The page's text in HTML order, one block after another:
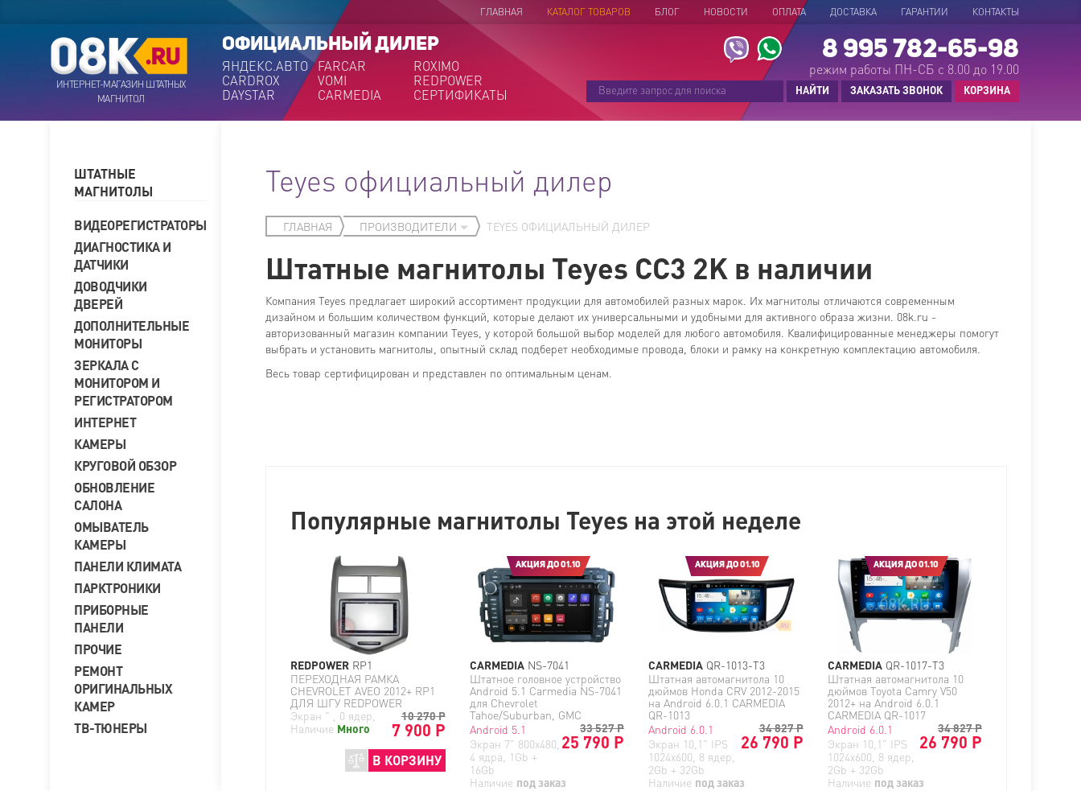
ГЛАВНАЯ КАТАЛОГ ТОВАРОВ БЛОГ НОВОСТИ ОПЛАТА ДОСТАВКА ГАРАНТИИ КОНТАКТЫ
ИНТЕРНЕТ-МАГАЗИН ШТАТНЫХ
МАГНИТОЛ
ОФИЦИАЛЬНЫЙ ДИЛЕР
ЯНДЕКС.АВТО FARCAR
ROXIMO
CARDROX
VOMI
REDPOWER
DAYSTAR
CARMEDIA СЕРТИФИКАТЫ
8 995 782-65-98
режим работы ПН-СБ с 8.00 до 19.00
НАЙТИ ЗАКАЗАТЬ ЗВОНОК КОРЗИНА
+1
ШТАТНЫЕ
МАГНИТОЛЫ
ВИДЕОРЕГИСТРАТОРЫ
ДИАГНОСТИКА И
ДАТЧИКИ
ДОВОДЧИКИ
ДВЕРЕЙ
ДОПОЛНИТЕЛЬНЫЕ
МОНИТОРЫ
ЗЕРКАЛА С
МОНИТОРОМ И
РЕГИСТРАТОРОМ
ИНТЕРНЕТ
КАМЕРЫ
КРУГОВОЙ ОБЗОР
ОБНОВЛЕНИЕ
САЛОНА
ОМЫВАТЕЛЬ
КАМЕРЫ
ПАНЕЛИ КЛИМАТА
ПАРКТРОНИКИ
ПРИБОРНЫЕ
ПАНЕЛИ
ПРОЧИЕ
РЕМОНТ
ОРИГИНАЛЬНЫХ
КАМЕР
ТВ-ТЮНЕРЫ
Teyes официальный дилер
ГЛАВНАЯ ПРОИЗВОДИТЕЛИ TEYES ОФИЦИАЛЬНЫЙ ДИЛЕР
Штатные магнитолы Teyes СС3 2K в наличии
Компания Teyes предлагает широкий ассортимент продукции для автомобилей разных марок. Их магнитолы отличаются современным
дизайном и большим количеством функций, которые делают их универсальными и удобными для активного образа жизни. 08k.ru -
авторизованный магазин компании Teyes, у которой большой выбор моделей для любого автомобиля. Квалифицированные менеджеры помогут
выбрать и установить магнитолы, опытный склад подберет необходимые провода, блоки и рамку на конкретную комплектацию автомобиля.
Весь товар сертифицирован и представлен по оптимальным ценам.
Популярные магнитолы Teyes на этой неделе
REDPOWER RP1
ПЕРЕХОДНАЯ РАМКА
CHEVROLET AVEO 2012+ RP1
ДЛЯ ШГУ REDPOWER
10 270Р
7 900 Р
Экран " , 0 ядер,
Наличие Много
В КОРЗИНУ
АКЦИЯ ДО 01.10
CARMEDIANS-7041
Штатное головное устройство
Android 5.1 Carmedia NS-7041
для Chevrolet
Tahoe/Suburban, GMC
33 527Р
25 790 Р
Android 5.1
Экран 7" 800x480,
4 ядра, 1Gb +
16Gb
Наличие под заказ
АКЦИЯ ДО 01.10
CARMEDIA QR-1013-T3
Штатная автомагнитола 10
дюймов Honda CRV 2012-2015
на Android 6.0.1 CARMEDIA
QR-1013
34 827Р
26 790 Р
Android 6.0.1
Экран 10,1" IPS
1024x600, 8 ядер,
2Gb + 32Gb
Наличие под заказ
АКЦИЯ ДО 01.10
CARMEDIAQR-1017-T3
Штатная автомагнитола 10
дюймов Toyota Camry V50
2012+ на Android 6.0.1
CARMEDIA QR-1017
34 827Р
26 790 Р
Android 6.0.1
Экран 10,1" IPS
1024x600, 8 ядер,
2Gb + 32Gb
Наличие под заказ